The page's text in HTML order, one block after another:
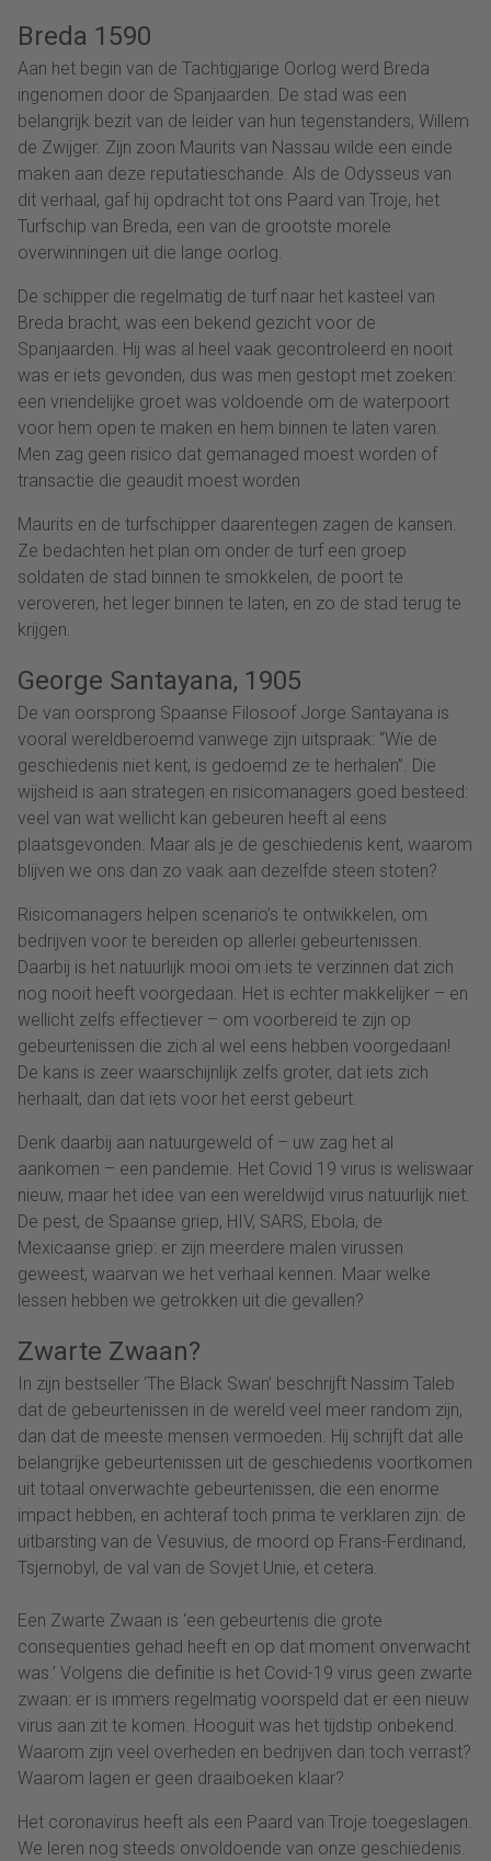
Breda 1590
Aan het begin van de Tachtigjarige Oorlog werd Breda
ingenomen door de Spanjaarden. De stad was een
belangrijk bezit van de leider van hun tegenstanders, Willem
de Zwijger. Zijn zoon Maurits van Nassau wilde een einde
maken aan deze reputatieschande. Als de Odysseus van
dit verhaal, gaf hij opdracht tot ons Paard van Troje, het
Turfschip van Breda, een van de grootste morele
overwinningen uit die lange oorlog.
De schipper die regelmatig de turf naar het kasteel van
Breda bracht, was een bekend gezicht voor de
Spanjaarden. Hij was al heel vaak gecontroleerd en nooit
was er iets gevonden, dus was men gestopt met zoeken:
een vriendelijke groet was voldoende om de waterpoort
voor hem open te maken en hem binnen te laten varen.
Men zag geen risico dat gemanaged moest worden of
transactie die geaudit moest worden
Maurits en de turfschipper daarentegen zagen de kansen.
Ze bedachten het plan om onder de turf een groep
soldaten de stad binnen te smokkelen, de poort te
veroveren, het leger binnen te laten, en zo de stad terug te
krijgen.
George Santayana, 1905
De van oorsprong Spaanse Filosoof Jorge Santayana is
vooral wereldberoemd vanwege zijn uitspraak: “Wie de
geschiedenis niet kent, is gedoemd ze te herhalen”. Die
wijsheid is aan strategen en risicomanagers goed besteed:
veel van wat wellicht kan gebeuren heeft al eens
plaatsgevonden. Maar als je de geschiedenis kent, waarom
blijven we ons dan zo vaak aan dezelfde steen stoten?
Risicomanagers helpen scenario’s te ontwikkelen, om
bedrijven voor te bereiden op allerlei gebeurtenissen.
Daarbij is het natuurlijk mooi om iets te verzinnen dat zich
nog nooit heeft voorgedaan. Het is echter makkelijker – en
wellicht zelfs effectiever – om voorbereid te zijn op
gebeurtenissen die zich al wel eens hebben voorgedaan!
De kans is zeer waarschijnlijk zelfs groter, dat iets zich
herhaalt, dan dat iets voor het eerst gebeurt.
Denk daarbij aan natuurgeweld of – uw zag het al
aankomen – een pandemie. Het Covid 19 virus is weliswaar
nieuw, maar het idee van een wereldwijd virus natuurlijk niet.
De pest, de Spaanse griep, HIV, SARS, Ebola, de
Mexicaanse griep: er zijn meerdere malen virussen
geweest, waarvan we het verhaal kennen. Maar welke
lessen hebben we getrokken uit die gevallen?
Zwarte Zwaan?
In zijn bestseller ‘The Black Swan’ beschrijft Nassim Taleb
dat de gebeurtenissen in de wereld veel meer random zijn,
dan dat de meeste mensen vermoeden. Hij schrijft dat alle
belangrijke gebeurtenissen uit de geschiedenis voortkomen
uit totaal onverwachte gebeurtenissen, die een enorme
impact hebben, en achteraf toch prima te verklaren zijn: de
uitbarsting van de Vesuvius, de moord op Frans-Ferdinand,
Tsjernobyl, de val van de Sovjet Unie, et cetera.
Een Zwarte Zwaan is ‘een gebeurtenis die grote
consequenties gehad heeft en op dat moment onverwacht
was.’ Volgens die definitie is het Covid-19 virus geen zwarte
zwaan: er is immers regelmatig voorspeld dat er een nieuw
virus aan zit te komen. Hooguit was het tijdstip onbekend.
Waarom zijn veel overheden en bedrijven dan toch verrast?
Waarom lagen er geen draaiboeken klaar?
Het coronavirus heeft als een Paard van Troje toegeslagen.
We leren nog steeds onvoldoende van onze geschiedenis.